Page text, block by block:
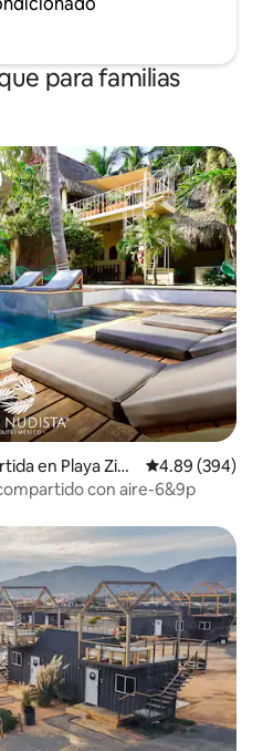
para familias
en Playa Zipo
Calificación
4.89 (394)
con aire-6&9p